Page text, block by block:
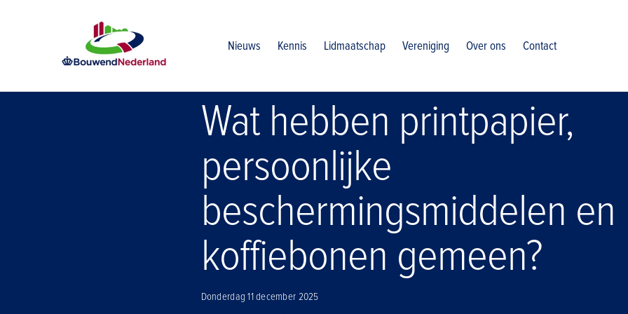
Nieuws Kennis Lidmaatschap Vereniging Over ons Contact
Nieuws
Wat hebben printpapier,
persoonlijke
beschermingsmiddelen en
koffiebonen gemeen?
Donderdag 11 december 2025